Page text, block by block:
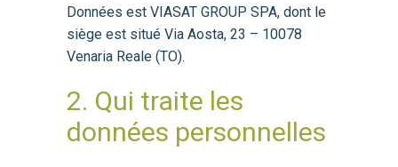
Données est VIASAT GROUP SPA, dont le
siège est situé Via Aosta, 23 – 10078
Venaria Reale (TO).
2. Qui traite les
données personnelles